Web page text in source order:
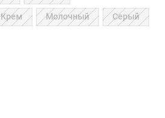
Крем Молочный Серый